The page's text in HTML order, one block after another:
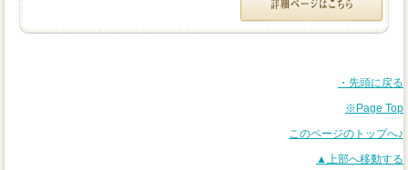
・先頭に戻る
※Page Top
このページのトップへ♪
▲上部へ移動する